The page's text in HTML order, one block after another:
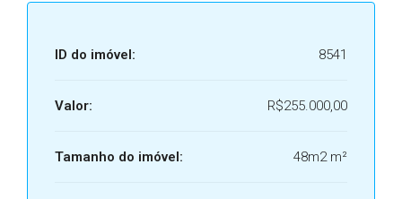
ID do imóvel: 8541
Valor: R$255.000,00
Tamanho do imóvel: 48m2 m²